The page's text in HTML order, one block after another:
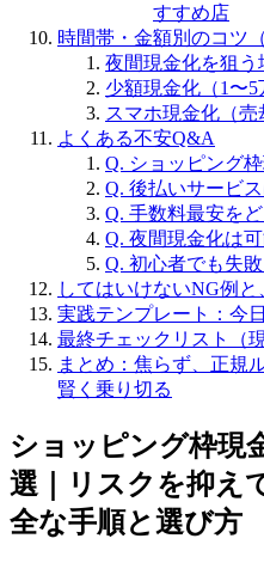
すすめ店
時間帯・金額別のコツ
夜間現金化を狙う
少額現金化（1〜
スマホ現金化（
よくある不安Q&A
Q. ショッピング
Q. 後払いサービ
Q. 手数料最安を
Q. 夜間現金化は可
Q. 初心者でも失
してはいけないNG例
実践テンプレート：今
最終チェックリスト（
まとめ：焦らず、正規
賢く乗り切る
ショッピング枠現
選｜リスクを抑え
全な手順と選び方